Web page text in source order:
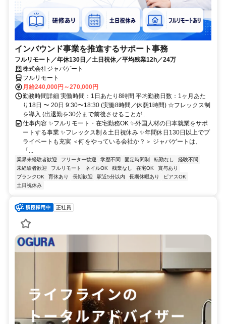
インバウンド事業を推進するサポート事務
フルリモート／年休130日／土日祝休／平均残業12h／24万
株式会社ジャパゲート
フルリモート
月給240,000円～270,000円
勤務時間詳細 実働時間：1日あたり8時間 平均勤務日数：1ヶ月あた
り18日 〜 20日 9:30〜18:30 (実働8時間／休憩1時間) ☆フレックス制
を導入 (出退勤を30分まで前後させることが...
仕事内容 ✨フルリモート・在宅勤務OK ✨外国人材の日本就業をサポ
ートする事業 ✨フレックス制＆土日祝休み ✨年間休日130日以上でプ
ライベートも充実 ＜何をやっている会社か？＞ ジャパゲートは、
「...
業界未経験者歓迎 フリーター歓迎 学歴不問 固定時間制 転勤なし
経験不問
未経験者歓迎
フルリモート ネイルOK 残業なし 在宅OK
賞与あり
ブランクOK
育休あり 長期歓迎 駅近5分以内 長期休暇あり
ピアスOK
土日祝休み
正社員